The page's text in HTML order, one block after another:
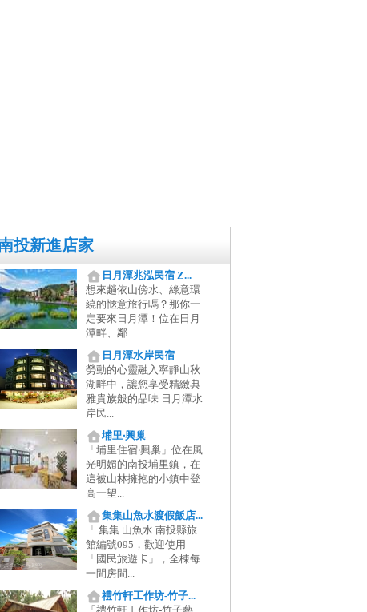
投新進店家
日月潭兆泓民宿 Z...
想來趟依山傍水、綠意環
繞的愜意旅行嗎？那你一
定要來日月潭！位在日月
潭畔、鄰...
日月潭水岸民宿
勞動的心靈融入寧靜山秋
湖畔中，讓您享受精緻典
雅貴族般的品味 日月潭水
岸民...
埔里‧興巢
「埔里住宿‧興巢」位在風
光明媚的南投埔里鎮，在
這被山林擁抱的小鎮中登
高一望...
集集山魚水渡假飯店...
「 集集 山魚水 南投縣旅
館編號095，歡迎使用
「國民旅遊卡」，全棟每
一間房間...
禮竹軒工作坊-竹子...